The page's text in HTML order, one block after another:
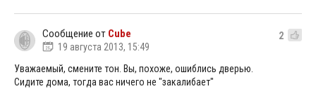
Сообщение от Cube
19 августа 2013, 15:49
2
Уважаемый, смените тон. Вы, похоже, ошиблись дверью.
Сидите дома, тогда вас ничего не "закалибает"